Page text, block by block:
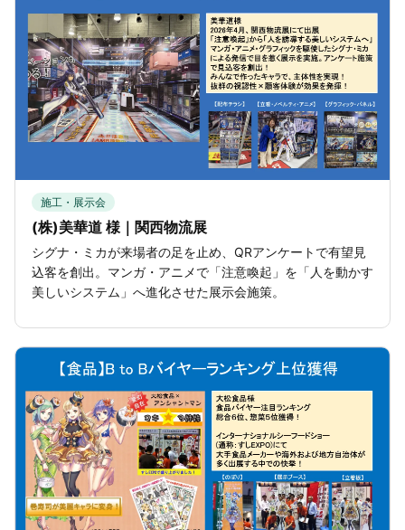
施工・展示会
(株)美華道 様｜関西物流展
シグナ・ミカが来場者の足を止め、QRアンケートで有望見
込客を創出。マンガ・アニメで「注意喚起」を「人を動かす
美しいシステム」へ進化させた展示会施策。